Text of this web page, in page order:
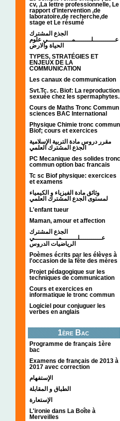
cv, ,La lettre professionnelle, Le
rapport d'intervention ,de
laboratoire,de recherche,de
stage et Le résumé
الجذع المشترك
عـــــــــــلــــــــمــــــــــــي علوم
الحياة والارض
TYPES, STRATÉGIES ET
ENJEUX DE LA
COMMUNICATION
Les canaux de communication
Svt.Tc. sc. Biof: La reproduction
sexuée chez les spermaphytes.
Cours de Maths Tronc Commun
sciences BAC International
Physique Chimie tronc commun
Biof; cours et exercices
مقرر دروس مادة التربية الإسلامية
الجذع المشترك العلمي
PC Mecanique des solides tronc
commun option bac francais
Tc sc Biof physique: exercices
et examens
وثائق مادة الفيزياء و الكيمياء
L'enfant tueur
Maman, amour et affection
الجذع المشترك
عـــــــــــلــــــــمــــــــــــي
الرياضيات الدروس
Poèmes écrits par les élèves à
l'occasion de la fête des mères
Projet pédagogique sur les
techniques de communication
Cours et exercices en
informatique le tronc commun
Logiciel pour conjuguer les
verbes en anglais
1ère Bac
Programme de français 1ère
bac
Examens de français de 2013 à
2017 avec correction
الإستفهام
الطباق و المقابلة
الإستعارة
L'ironie dans La Boîte à
Merveilles